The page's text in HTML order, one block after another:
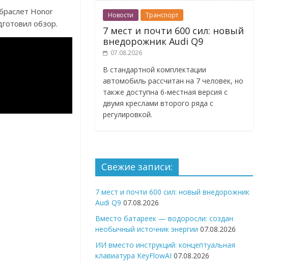
Honor
обзор.
Новости Транспорт
7 мест и почти 600 сил: новый
внедорожник Audi Q9
07.08.2026
В стандартной комплектации
автомобиль рассчитан на 7 человек, но
также доступна 6-местная версия с
двумя креслами второго ряда с
регулировкой.
Свежие записи:
7 мест и почти 600 сил: новый внедорожник
Audi Q9 07.08.2026
Вместо батареек — водоросли: создан
необычный источник энергии 07.08.2026
ИИ вместо инструкций: концептуальная
клавиатура KeyFlowAI 07.08.2026